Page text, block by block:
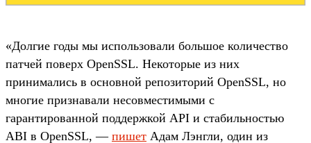
«Долгие годы мы использовали большое количество
патчей поверх OpenSSL. Некоторые из них
принимались в основной репозиторий OpenSSL, но
многие признавали несовместимыми с
гарантированной поддержкой API и стабильностью
ABI в OpenSSL, — пишет Адам Лэнгли, один из